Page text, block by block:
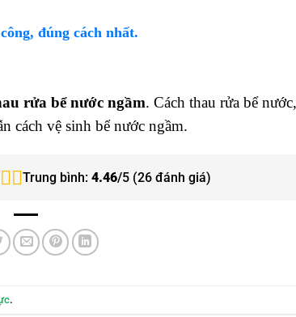
đúng cách nhất.
rửa bể nước ngầm. Cách thau rửa bể
cách vệ sinh bể nước ngầm.
Trung bình: 4.46/5 (26đánh giá)
.